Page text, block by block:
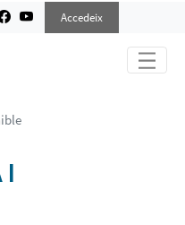
Accedeix
I